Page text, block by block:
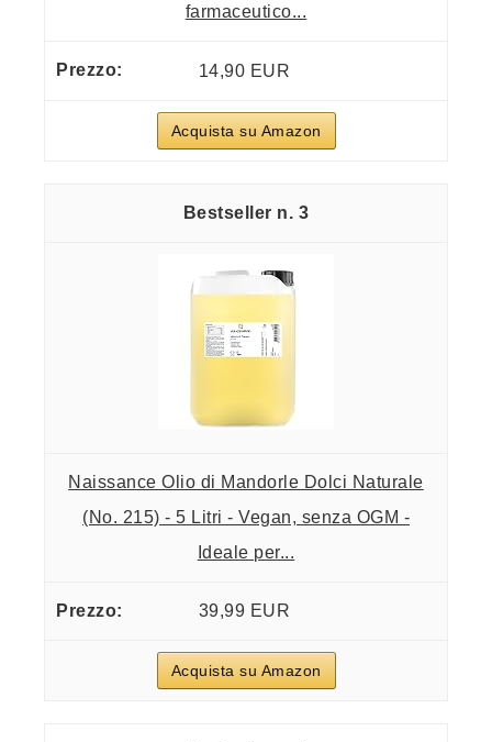
farmaceutico...
14,90 EUR
Acquista su Amazon
3
Naissance Olio di Mandorle Dolci Naturale
(No. 215) - 5 Litri - Vegan, senza OGM -
Ideale per...
39,99 EUR
Acquista su Amazon